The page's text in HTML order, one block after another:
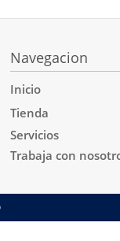
Navegacion
Inicio
Tienda
Servicios
Trabaja con